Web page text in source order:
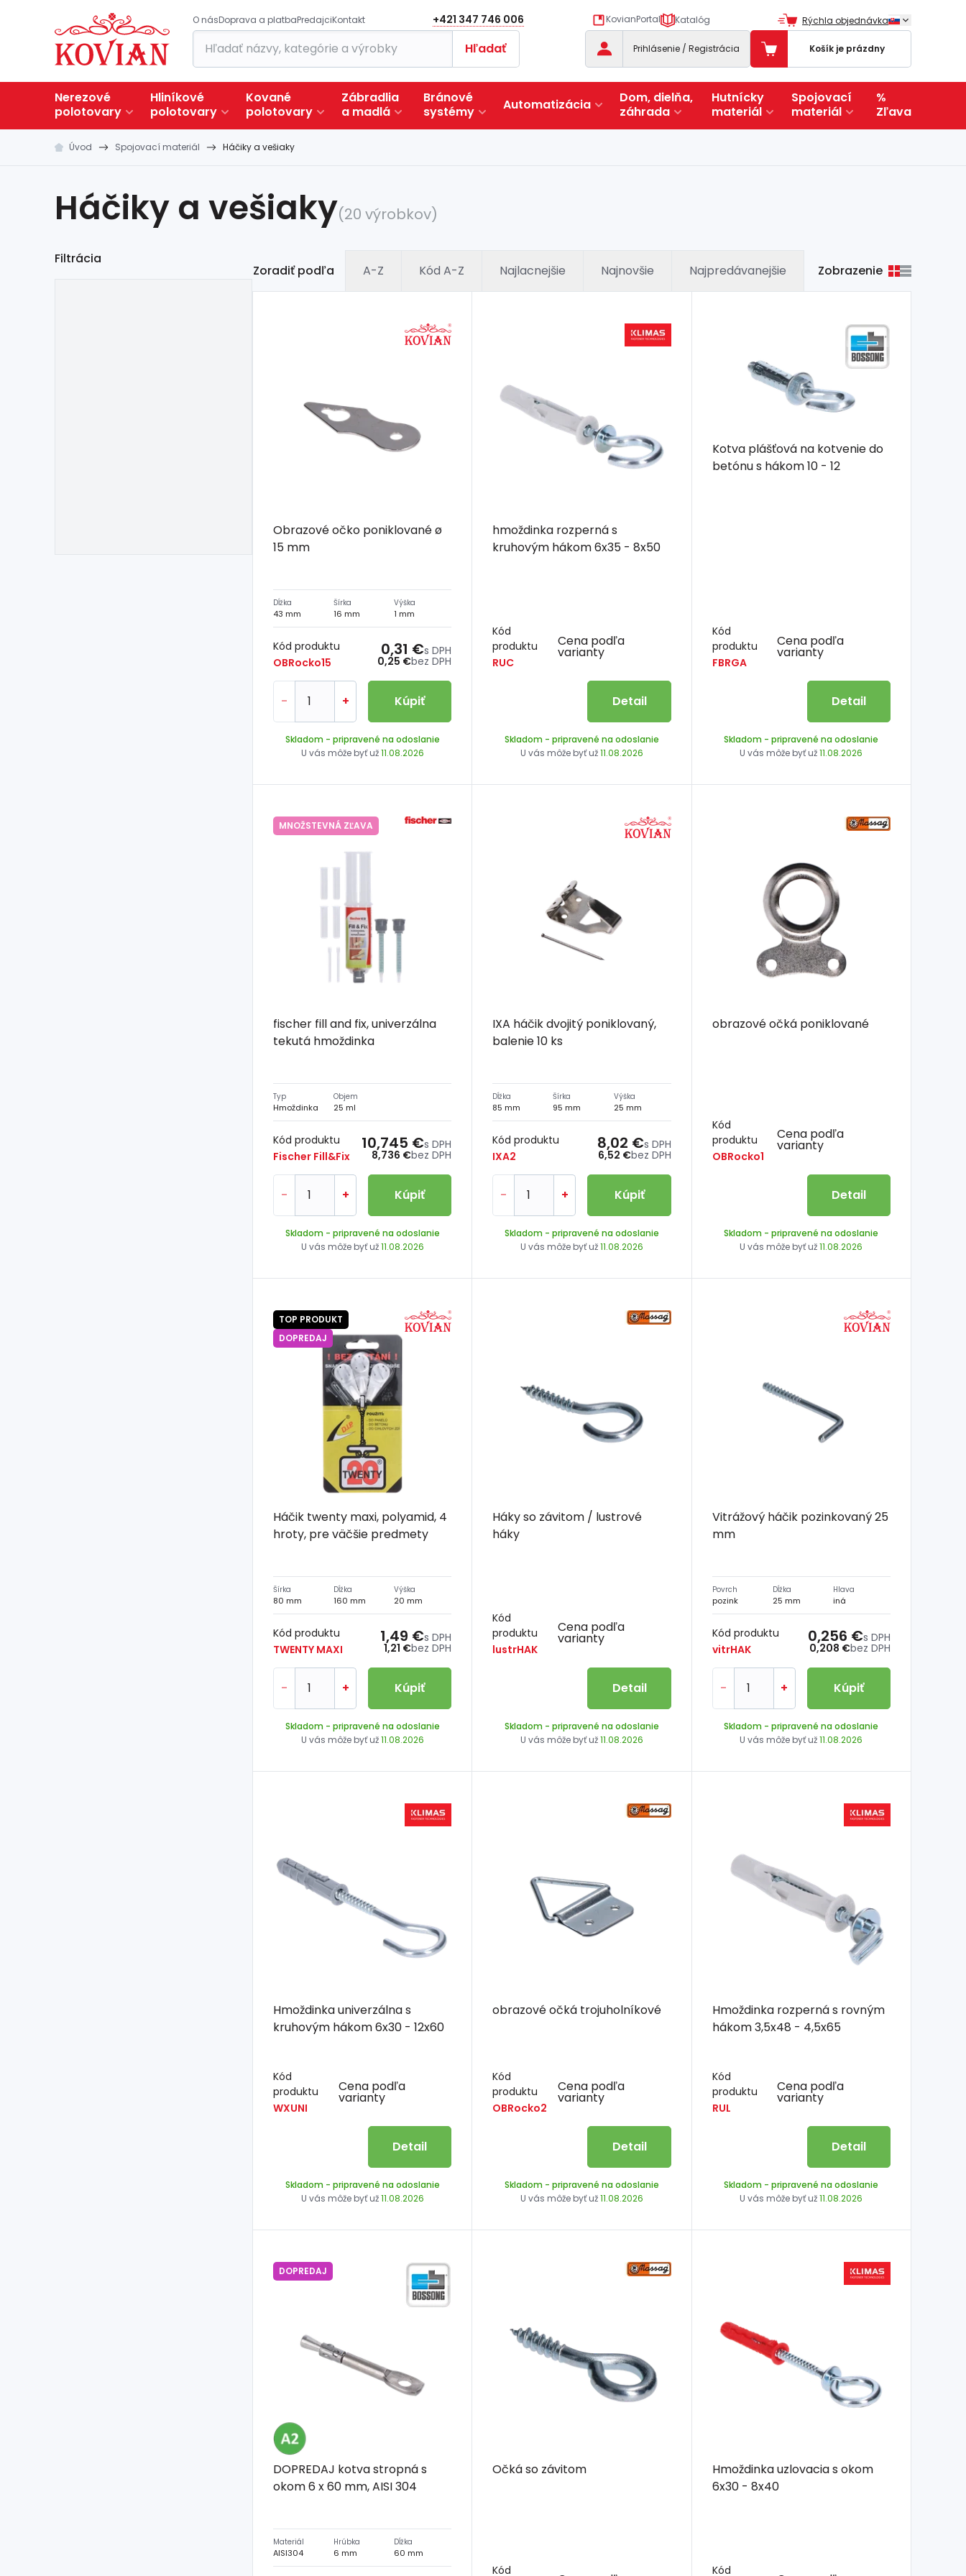
O násDoprava a platbaPredajciKontakt +421 347 746 006 KovianPortal Katalóg Rýchla objednávka
Hľadať Prihlásenie / Registrácia Košík je prázdny
Nerezové
polotovary
Hliníkové
polotovary
Kované
polotovary
Zábradlia
a madlá
Bránové
systémy
Automatizácia
Dom, dielňa,
záhrada
Hutnícky
materiál
Spojovací
materiál
%
Zľava
Úvod Spojovací materiál Háčiky a vešiaky
Háčiky a vešiaky(20 výrobkov)
Filtrácia
Zoradiť podľa A-Z Kód A-Z Najlacnejšie Najnovšie Najpredávanejšie Zobrazenie
Obrazové očko poniklované ø
15 mm
Dĺžka
43 mm
Šírka
16 mm
Výška
1 mm
Kód produktu
OBRocko15
0,25 €bez DPH
0,31 €s DPH
- + Kúpiť
Skladom - pripravené na odoslanie
U vás môže byť už11.08.2026
hmoždinka rozperná s
kruhovým hákom 6x35 - 8x50
Kód
produktu
RUC
Cena podľa
varianty
Detail
Skladom - pripravené na odoslanie
U vás môže byť už11.08.2026
Kotva plášťová na kotvenie do
betónu s hákom 10 - 12
Kód
produktu
FBRGA
Cena podľa
varianty
Detail
Skladom - pripravené na odoslanie
U vás môže byť už11.08.2026
MNOŽSTEVNÁ ZĽAVA
fischer fill and fix, univerzálna
tekutá hmoždinka
Typ
Hmoždinka
Objem
25 ml
Kód produktu
Fischer Fill&Fix
8,736 €bez DPH
10,745 €s DPH
- + Kúpiť
Skladom - pripravené na odoslanie
U vás môže byť už11.08.2026
IXA háčik dvojitý poniklovaný,
balenie 10 ks
Dĺžka
85 mm
Šírka
95 mm
Výška
25 mm
Kód produktu
IXA2
6,52 €bez DPH
8,02 €s DPH
- + Kúpiť
Skladom - pripravené na odoslanie
U vás môže byť už11.08.2026
obrazové očká poniklované
Kód
produktu
OBRocko1
Cena podľa
varianty
Detail
Skladom - pripravené na odoslanie
U vás môže byť už11.08.2026
TOP PRODUKT
DOPREDAJ
Háčik twenty maxi, polyamid, 4
hroty, pre väčšie predmety
Šírka
80 mm
Dĺžka
160 mm
Výška
20 mm
Kód produktu
TWENTY MAXI
1,21 €bez DPH
1,49 €s DPH
- + Kúpiť
Skladom - pripravené na odoslanie
U vás môže byť už11.08.2026
Háky so závitom / lustrové
háky
Kód
produktu
lustrHAK
Cena podľa
varianty
Detail
Skladom - pripravené na odoslanie
U vás môže byť už11.08.2026
Vitrážový háčik pozinkovaný 25
mm
Povrch
pozink
Dĺžka
25 mm
Hlava
iná
Kód produktu
vitrHAK
0,208 €bez DPH
0,256 €s DPH
- + Kúpiť
Skladom - pripravené na odoslanie
U vás môže byť už11.08.2026
Hmoždinka univerzálna s
kruhovým hákom 6x30 - 12x60
Kód
produktu
WXUNI
Cena podľa
varianty
Detail
Skladom - pripravené na odoslanie
U vás môže byť už11.08.2026
obrazové očká trojuholníkové
Kód
produktu
OBRocko2
Cena podľa
varianty
Detail
Skladom - pripravené na odoslanie
U vás môže byť už11.08.2026
Hmoždinka rozperná s rovným
hákom 3,5x48 - 4,5x65
Kód
produktu
RUL
Cena podľa
varianty
Detail
Skladom - pripravené na odoslanie
U vás môže byť už11.08.2026
DOPREDAJ
DOPREDAJ kotva stropná s
okom 6 x 60 mm, AISI 304
Materiál
AISI304
Hrúbka
6 mm
Dĺžka
60 mm
Očká so závitom
Kód
Hmoždinka uzlovacia s okom
6x30 - 8x40
Kód